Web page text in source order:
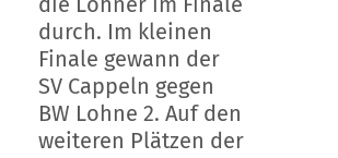
durch. Im kleinen
Finale gewann der
SV Cappeln gegen
BW Lohne 2. Auf den
weiteren Plätzen der